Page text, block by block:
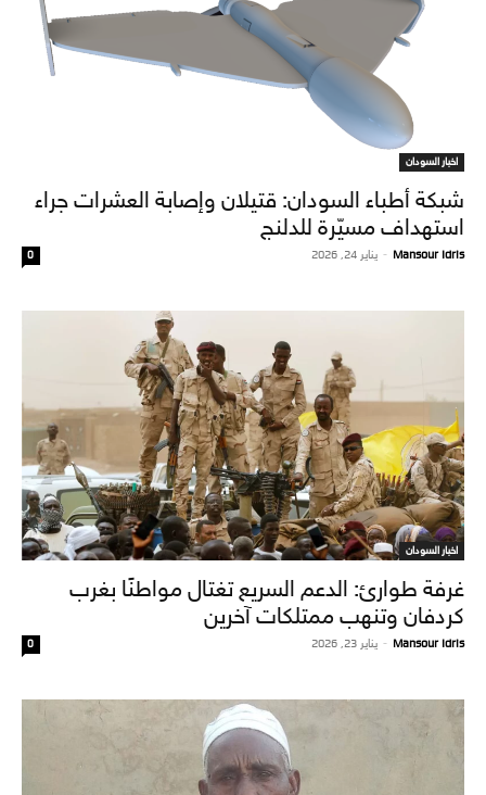
اخبار السودان
شبكة أطباء السودان: قتيلان وإصابة العشرات جراء
استهداف مسيّرة للدلنج
Mansour Idris
- يناير 24, 2026 0
اخبار السودان
غرفة طوارئ: الدعم السريع تغتال مواطنًا بغرب
كردفان وتنهب ممتلكات آخرين
Mansour Idris
- يناير 23, 2026 0